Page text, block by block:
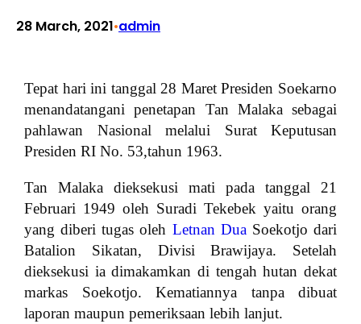
28 March, 2021•admin
Tepat hari ini tanggal 28 Maret Presiden Soekarno
menandatangani penetapan Tan Malaka sebagai
pahlawan Nasional melalui Surat Keputusan
Presiden RI No. 53,tahun 1963.
Tan Malaka dieksekusi mati pada tanggal 21
Februari 1949 oleh Suradi Tekebek yaitu orang
yang diberi tugas oleh Letnan DuaSoekotjo dari
Batalion Sikatan, Divisi Brawijaya. Setelah
dieksekusi ia dimakamkan di tengah hutan dekat
markas Soekotjo. Kematiannya tanpa dibuat
laporan maupun pemeriksaan lebih lanjut.